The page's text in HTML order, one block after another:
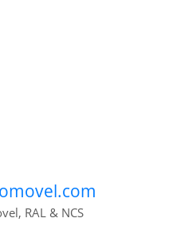
RAL & NCS